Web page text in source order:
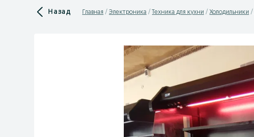
Назад Главная Электроника Техника для кухни Холодильники